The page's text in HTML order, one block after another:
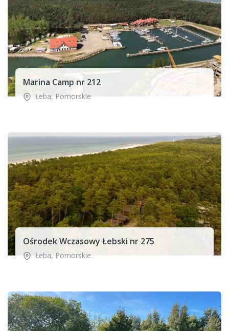
Marina Camp nr 212
Łeba,Pomorskie
Ośrodek Wczasowy Łebski nr 275
Łeba,Pomorskie